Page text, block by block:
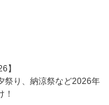
】
祭り、納涼祭など2026年
！